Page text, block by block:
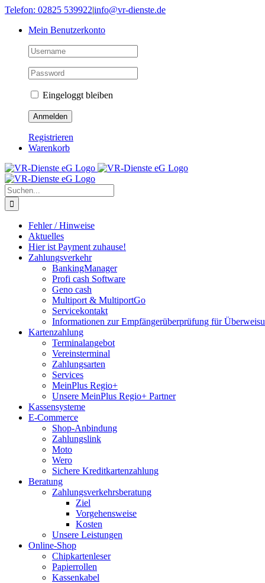
Skip
content
Telefon: 02825 539922|info@vr-dienste.de
Mein Benutzerkonto
Eingeloggt bleiben
Registrieren
Warenkorb
Suche
nach:
Fehler / Hinweise
Aktuelles
Hier ist Payment zuhause!
Zahlungsverkehr
BankingManager
Profi cash Software
Geno cash
Multiport & MultiportGo
Servicekontakt
Informationen zur Empfängerüberprüfung für
Kartenzahlung
Terminalangebot
Vereinsterminal
Zahlungsarten
Services
MeinPlus Regio+
Unsere MeinPlus Regio+ Partner
Kassensysteme
E-Commerce
Shop-Anbindung
Zahlungslink
Moto
Wero
Sichere Kreditkartenzahlung
Beratung
Zahlungsverkehrsberatung
Ziel
Vorgehensweise
Kosten
Unsere Leistungen
Online-Shop
Chipkartenleser
Papierrollen
Kassenkabel